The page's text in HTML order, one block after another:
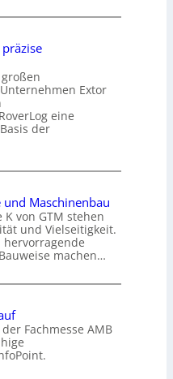
Extor
eine
der
Maschinenbau
von GTM stehen
und Vielseitigkeit.
machen…
Fachmesse AMB